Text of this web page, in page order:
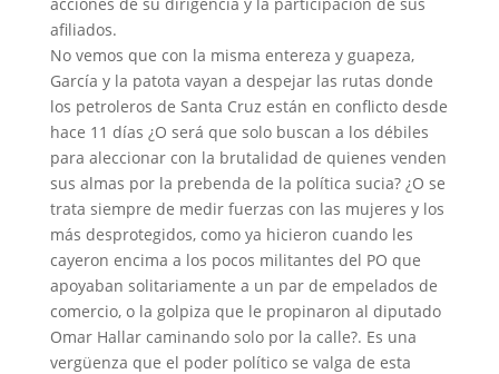
afiliados.
No vemos que con la misma entereza y guapeza,
García y la patota vayan a despejar las rutas donde
los petroleros de Santa Cruz están en conflicto desde
hace 11 días ¿O será que solo buscan a los débiles
para aleccionar con la brutalidad de quienes venden
sus almas por la prebenda de la política sucia? ¿O se
trata siempre de medir fuerzas con las mujeres y los
más desprotegidos, como ya hicieron cuando les
cayeron encima a los pocos militantes del PO que
apoyaban solitariamente a un par de empelados de
comercio, o la golpiza que le propinaron al diputado
Omar Hallar caminando solo por la calle?. Es una
vergüenza que el poder político se valga de esta